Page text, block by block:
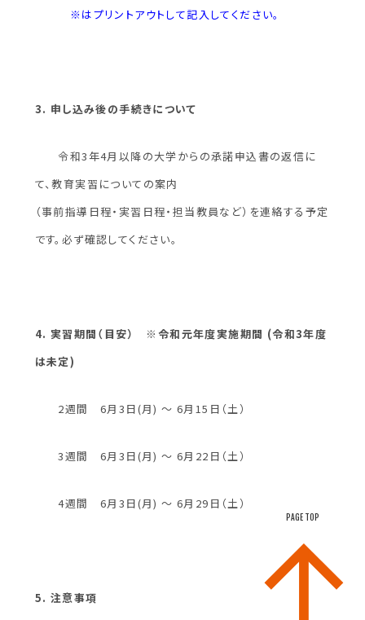
※はプリントアウトして記入してください。
3. 申し込み後の手続きについて
令和3年4月以降の大学からの承諾申込書の返信に
て、教育実習についての案内
（事前指導日程・実習 日程・担当教員など）を連絡する予定
です。必ず確認してください。
4. 実習期間（目安） ※令和元年度実施期間 (令和3年度
は未定)
2週間 6月3日(月) ～ 6月15日（土）
3週間 6月3日(月) ～ 6月22日（土）
4週間 6月3日(月) ～ 6月29日（土）
5. 注意事項
PAGE TOP